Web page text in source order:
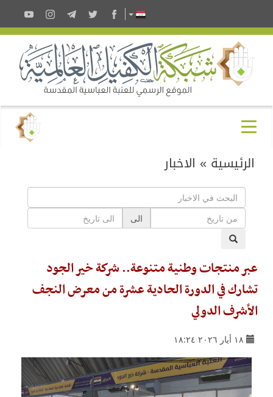
الرئيسية » الاخبار
الى
عبر منتجات وطنية متنوعة.. شركة خير الجود
تشارك في الدورة الحادية عشرة من معرض النجف
الأشرف الدولي
١٨ أيار ٢٠٢٦ ١٨:٢٤